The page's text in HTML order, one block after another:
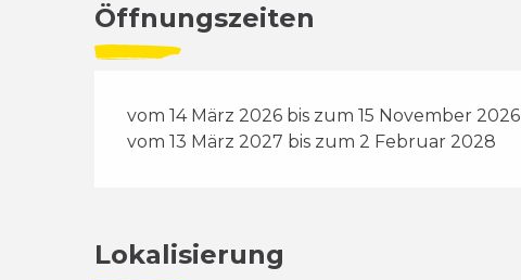
Öffnungszeiten
vom 14 März 2026 bis zum 15 November 2026
vom 13 März 2027 bis zum 2 Februar 2028
Lokalisierung